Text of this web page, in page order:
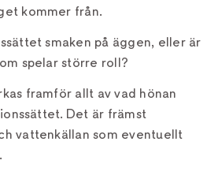
kommer från.
smaken på äggen, eller är
spelar större roll?
framför allt av vad hönan
Det är främst
vattenkällan som eventuellt